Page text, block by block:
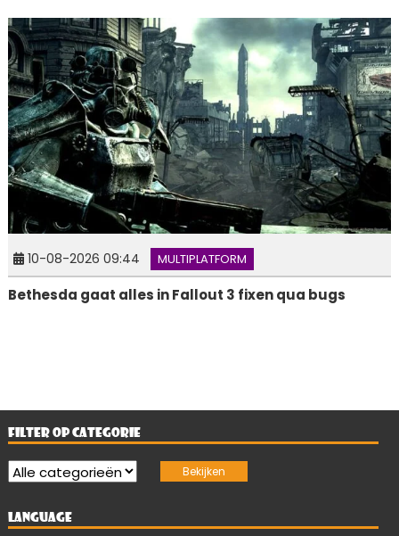
10-08-2026 09:44 MULTIPLATFORM
Bethesda gaat alles in Fallout 3 fixen qua bugs
FILTER OP CATEGORIE
LANGUAGE